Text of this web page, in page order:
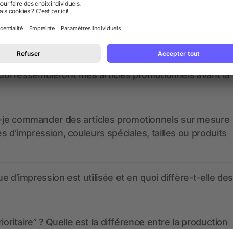
les données d’impression ? allbranded
pour les créer ?
ressembleront mes articles promotionnels avant la
commander des articles promotionnels sur mesure
d’impression, couleurs spéciales, tailles ou produits
d’impression est utilisée et en quoi diffère-t-elle des
? Quelle est la différence entre la production